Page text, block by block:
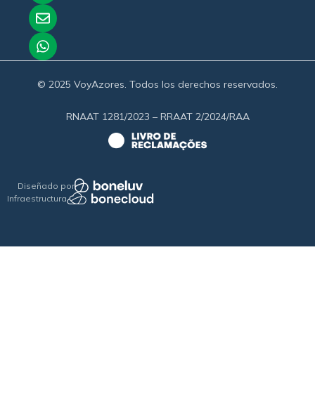
© 2025 VoyAzores. Todos los derechos reservados.
RNAAT 1281/2023 – RRAAT 2/2024/RAA
Diseñado por
Infraestructura